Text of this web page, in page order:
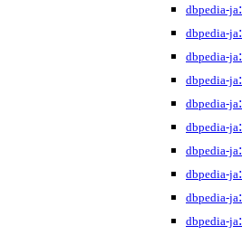
dbpedia-ja
dbpedia-ja
dbpedia-ja
dbpedia-ja
dbpedia-ja
dbpedia-ja
dbpedia-ja
dbpedia-ja
dbpedia-ja
dbpedia-ja